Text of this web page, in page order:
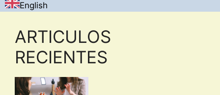
English
ARTICULOS
RECIENTES